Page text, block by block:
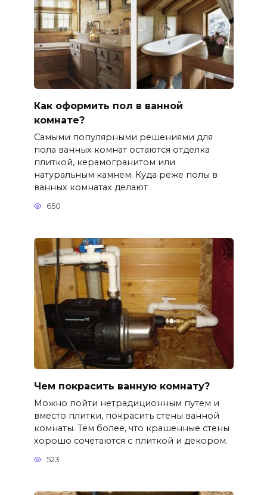
Как оформить пол в ванной
комнате?
Самыми популярными решениями для
пола ванных комнат остаются отделка
плиткой, керамогранитом или
натуральным камнем. Куда реже полы в
ванных комнатах делают
650
Чем покрасить ванную комнату?
Можно пойти нетрадиционным путем и
вместо плитки, покрасить стены ванной
комнаты. Тем более, что крашенные стены
хорошо сочетаются с плиткой и декором.
523